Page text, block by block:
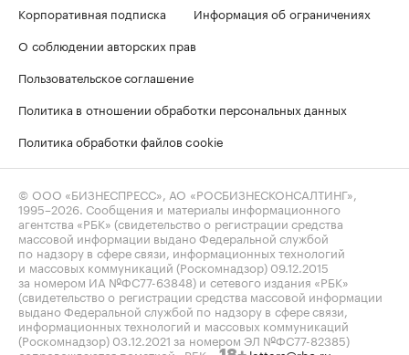
Корпоративная подписка
Информация об ограничениях
О соблюдении авторских прав
Пользовательское соглашение
Политика в отношении обработки персональных данных
Политика обработки файлов cookie
© ООО «БИЗНЕСПРЕСС», АО «РОСБИЗНЕСКОНСАЛТИНГ»,
1995–2026 . Сообщения и материалы информационного
агентства «РБК» (свидетельство о регистрации средства
массовой информации выдано Федеральной службой
по надзору в сфере связи, информационных технологий
и массовых коммуникаций (Роскомнадзор) 09.12.2015
за номером ИА №ФС77-63848) и сетевого издания «РБК»
(свидетельство о регистрации средства массовой информации
выдано Федеральной службой по надзору в сфере связи,
информационных технологий и массовых коммуникаций
(Роскомнадзор) 03.12.2021 за номером ЭЛ №ФС77-82385)